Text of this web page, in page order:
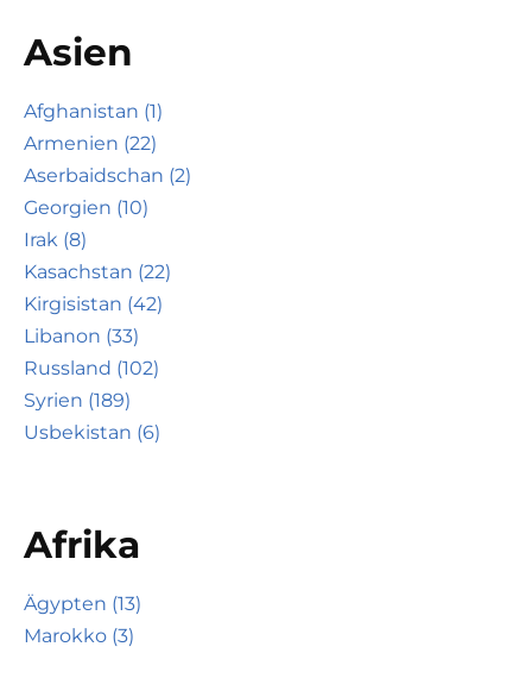
Asien
Afghanistan (1)
Armenien (22)
Aserbaidschan (2)
Georgien (10)
Irak (8)
Kasachstan (22)
Kirgisistan (42)
Libanon (33)
Russland (102)
Syrien (189)
Usbekistan (6)
Afrika
Ägypten (13)
Marokko (3)